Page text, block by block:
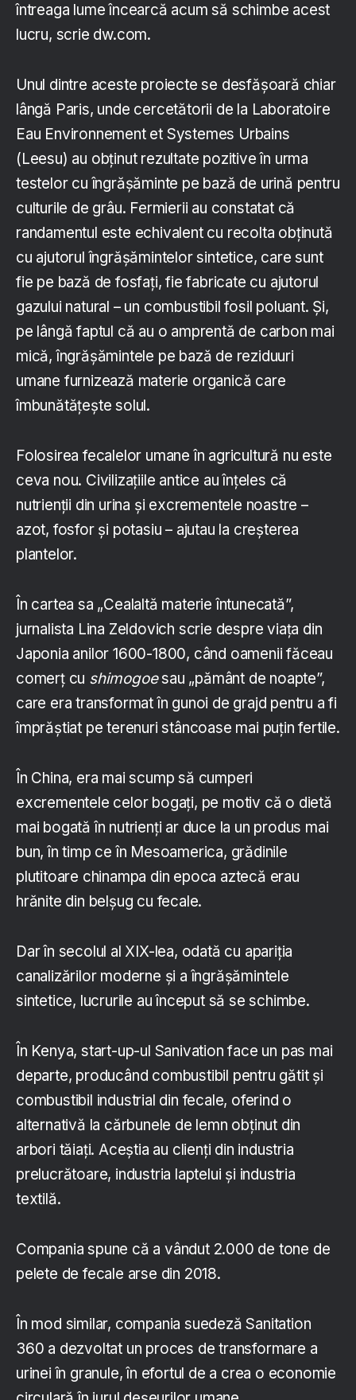
întreaga lume încearcă acum să schimbe acest
lucru, scrie dw.com.
Unul dintre aceste proiecte se desfășoară chiar
lângă Paris, unde cercetătorii de la Laboratoire
Eau Environnement et Systemes Urbains
(Leesu) au obținut rezultate pozitive în urma
testelor cu îngrășăminte pe bază de urină pentru
culturile de grâu. Fermierii au constatat că
randamentul este echivalent cu recolta obținută
cu ajutorul îngrășămintelor sintetice, care sunt
fie pe bază de fosfați, fie fabricate cu ajutorul
gazului natural – un combustibil fosil poluant. Și,
pe lângă faptul că au o amprentă de carbon mai
mică, îngrășămintele pe bază de reziduuri
umane furnizează materie organică care
îmbunătățește solul.
Folosirea fecalelor umane în agricultură nu este
ceva nou. Civilizațiile antice au înțeles că
nutrienții din urina și excrementele noastre –
azot, fosfor și potasiu – ajutau la creșterea
plantelor.
În cartea sa „Cealaltă materie întunecată”,
jurnalista Lina Zeldovich scrie despre viața din
Japonia anilor 1600-1800, când oamenii făceau
comerț cu shimogoesau „pământ de noapte”,
care era transformat în gunoi de grajd pentru a fi
împrăștiat pe terenuri stâncoase mai puțin fertile.
În China, era mai scump să cumperi
excrementele celor bogați, pe motiv că o dietă
mai bogată în nutrienți ar duce la un produs mai
bun, în timp ce în Mesoamerica, grădinile
plutitoare chinampa din epoca aztecă erau
hrănite din belșug cu fecale.
Dar în secolul al XIX-lea, odată cu apariția
canalizărilor moderne și a îngrășămintele
sintetice, lucrurile au început să se schimbe.
În Kenya, start-up-ul Sanivation face un pas mai
departe, producând combustibil pentru gătit și
combustibil industrial din fecale, oferind o
alternativă la cărbunele de lemn obținut din
arbori tăiați. Aceștia au clienți din industria
prelucrătoare, industria laptelui și industria
textilă.
Compania spune că a vândut 2.000 de tone de
pelete de fecale arse din 2018.
În mod similar, compania suedeză Sanitation
360 a dezvoltat un proces de transformare a
urinei în granule, în efortul de a crea o economie